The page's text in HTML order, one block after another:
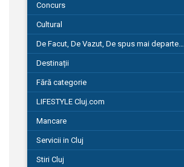
Concurs
Cultural
De Facut, De Vazut, De spus mai departe…
Destinații
Fără categorie
LIFESTYLE Cluj.com
Mancare
Servicii in Cluj
Stiri Cluj